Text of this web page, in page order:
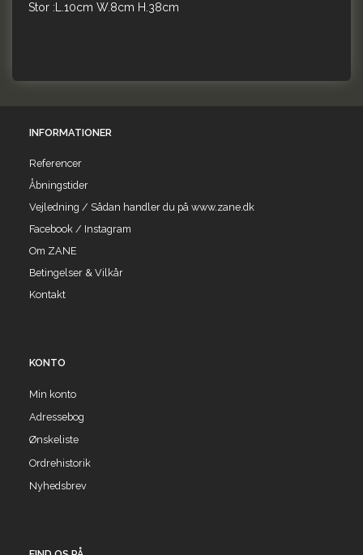
Stor :L.10cm W.8cm H.38cm
INFORMATIONER
Referencer
Åbningstider
Vejledning / Sådan handler du på www.zane.dk
Facebook / Instagram
Om ZANE
Betingelser & Vilkår
Kontakt
KONTO
Min konto
Adressebog
Ønskeliste
Ordrehistorik
Nyhedsbrev